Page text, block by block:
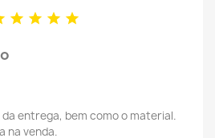
   
entrega, bem como o material.
na venda.